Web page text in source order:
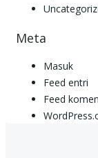
Meta
Masuk
Feed entri
Feed